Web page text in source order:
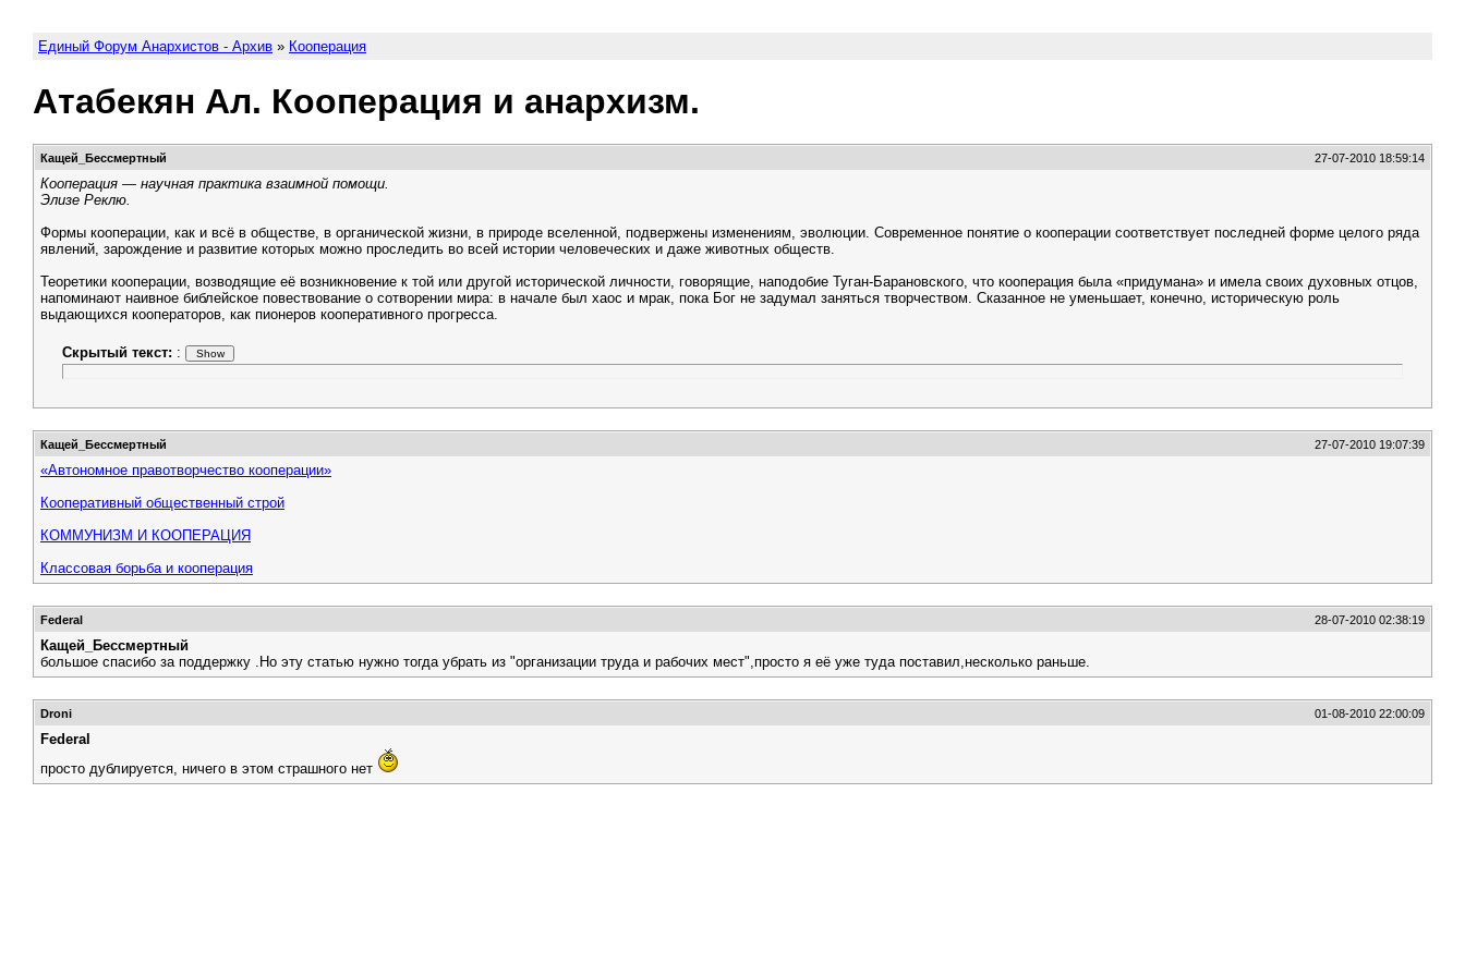
Единый Форум Анархистов - Архив » Кооперация
Атабекян Ал. Кооперация и анархизм.
Кащей_Бессмертный 27-07-2010 18:59:14
Кооперация — научная практика взаимной помощи.
Элизе Реклю.
Формы кооперации, как и всё в обществе, в органической жизни, в природе вселенной, подвержены изменениям, эволюции. Современное понятие о кооперации соответствует последней форме целого ряда
явлений, зарождение и развитие которых можно проследить во всей истории человеческих и даже животных обществ.
Теоретики кооперации, возводящие её возникновение к той или другой исторической личности, говорящие, наподобие Туган-Барановского, что кооперация была «придумана» и имела своих духовных отцов,
напоминают наивное библейское повествование о сотворении мира: в начале был хаос и мрак, пока Бог не задумал заняться творчеством. Сказанное не уменьшает, конечно, историческую роль
выдающихся кооператоров, как пионеров кооперативного прогресса.
Скрытый текст: :
Кащей_Бессмертный 27-07-2010 19:07:39
«Автономное правотворчество кооперации»
Кооперативный общественный строй
КОММУНИЗМ И КООПЕРАЦИЯ
Классовая борьба и кооперация
Federal 28-07-2010 02:38:19
Кащей_Бессмертный
большое спасибо за поддержку .Но эту статью нужно тогда убрать из "организации труда и рабочих мест",просто я её уже туда поставил,несколько раньше.
Droni 01-08-2010 22:00:09
Federal
просто дублируется, ничего в этом страшного нет